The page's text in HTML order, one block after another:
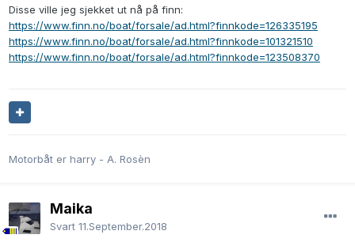
Disse ville jeg sjekket ut nå på finn:
https://www.finn.no/boat/forsale/ad.html?finnkode=126335195
https://www.finn.no/boat/forsale/ad.html?finnkode=101321510
https://www.finn.no/boat/forsale/ad.html?finnkode=123508370
Motorbåt er harry - A. Rosèn
Maika
Svart 11.September.2018